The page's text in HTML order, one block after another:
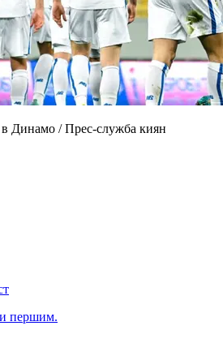
в Динамо / Прес-служба киян
першим.